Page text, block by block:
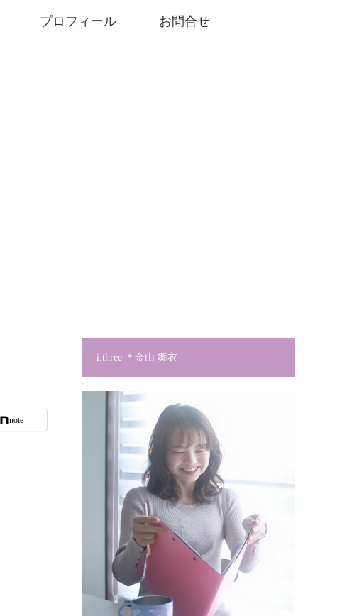
プロフィール お問合せ
note
i.three ＊金山 舞衣